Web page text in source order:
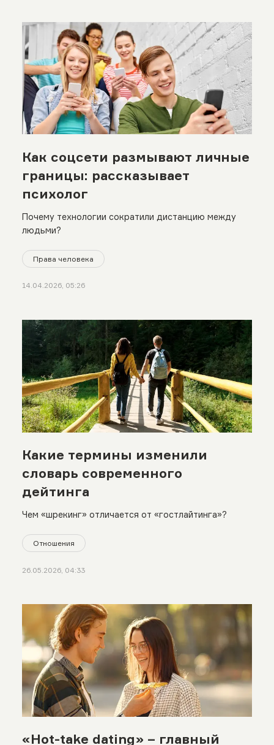
Как соцсети размывают личные
границы: рассказывает
психолог
Почему технологии сократили дистанцию между
людьми?
Права человека
14.04.2026, 05:26
Какие термины изменили
словарь современного
дейтинга
Чем «шрекинг» отличается от «гостлайтинга»?
Отношения
26.05.2026, 04:33
«Hot-take dating» – главный